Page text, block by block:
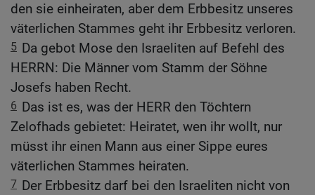
den sie einheiraten, aber dem Erbbesitz unseres
väterlichen Stammes geht ihr Erbbesitz verloren.
5 Da gebot Mose den Israeliten auf Befehl des
HERRN: Die Männer vom Stamm der Söhne
Josefs haben Recht.
6 Das ist es, was der HERR den Töchtern
Zelofhads gebietet: Heiratet, wen ihr wollt, nur
müsst ihr einen Mann aus einer Sippe eures
väterlichen Stammes heiraten.
7 Der Erbbesitz darf bei den Israeliten nicht von